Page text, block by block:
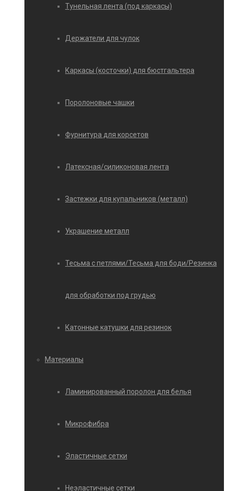
Тунельная лента (под каркасы)
Держатели для чулок
Каркасы (косточки) для бюстгальтера
Поролоновые чашки
Фурнитура для корсетов
Латексная/силиконовая лента
Застежки для купальников (металл)
Украшение металл
Тесьма с петлями/Тесьма для боди/Резинка
для обработки под грудью
Катонные катушки для резинок
Материалы
Ламинированный поролон для белья
Микрофибра
Эластичные сетки
Неэластичные сетки